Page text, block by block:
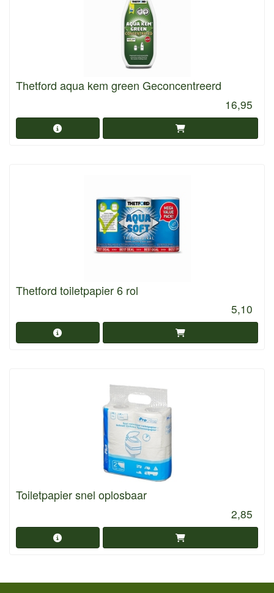
Thetford aqua kem green Geconcentreerd
16,95
Thetford toiletpapier 6 rol
5,10
Toiletpapier snel oplosbaar
2,85